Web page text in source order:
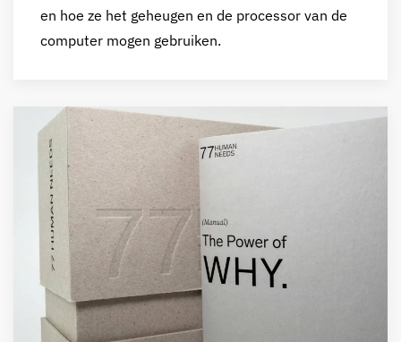
en hoe ze het geheugen en de processor van de
computer mogen gebruiken.